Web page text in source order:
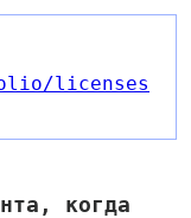
/licenses
когда